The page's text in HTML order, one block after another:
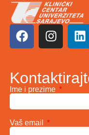
Ime i prezime
Vaš email